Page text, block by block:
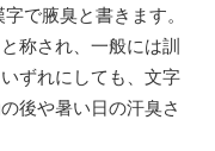
で腋臭と書きます。
称され、一般には訓
ずれにしても、文字
後や暑い日の汗臭さ